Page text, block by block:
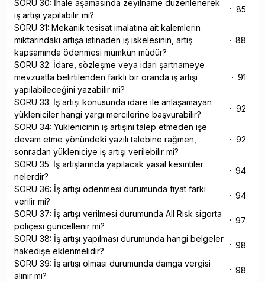
SORU 30: İhale aşamasında zeyilname düzenlenerek
iş artışı yapılabilir mi?
85
SORU 31: Mekanik tesisat imalatına ait kalemlerin
miktarındaki artışa istinaden iş iskelesinin, artış
kapsamında ödenmesi mümkün müdür?
88
SORU 32: İdare, sözleşme veya idari şartnameye
mevzuatta belirtilenden farklı bir oranda iş artışı
yapılabileceğini yazabilir mi?
91
SORU 33: İş artışı konusunda idare ile anlaşamayan
yükleniciler hangi yargı mercilerine başvurabilir?
92
SORU 34: Yüklenicinin iş artışını talep etmeden işe
devam etme yönündeki yazılı talebine rağmen,
sonradan yükleniciye iş artışı verilebilir mi?
92
SORU 35: İş artışlarında yapılacak yasal kesintiler
nelerdir?
94
SORU 36: İş artışı ödenmesi durumunda fiyat farkı
verilir mi?
94
SORU 37: İş artışı verilmesi durumunda All Risk sigorta
poliçesi güncellenir mi?
97
SORU 38: İş artışı yapılması durumunda hangi belgeler
hakedişe eklenmelidir?
98
SORU 39: İş artışı olması durumunda damga vergisi
alınır mı?
98